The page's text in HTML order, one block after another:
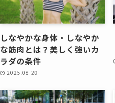
しなやかな身体・しなやか
な筋肉とは？美しく強いカ
ラダの条件
2025.08.20